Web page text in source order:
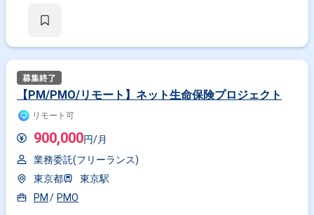
【PM/PMO/リモート】ネット生命保険プロジェクト
リモート可
900,000円/月
業務委託(フリーランス)
東京都
東京駅
PM
PMO